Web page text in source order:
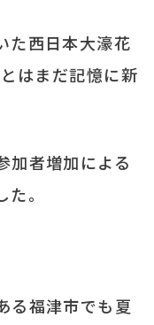
た西日本大濠花
はまだ記憶に新
加者増加による
。
る福津市でも夏